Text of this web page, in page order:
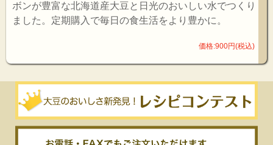
ボンが豊富な北海道産大豆と日光のおいしい水でつくり
ました。定期購入で毎日の食生活をより豊かに。
価格:900円(税込)